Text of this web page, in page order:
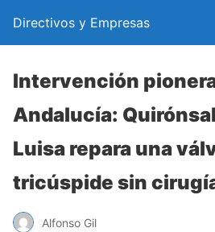
Directivos y Empresas
Intervención
Andalucía:
Luisa repara una
tricúspide sin
Alfonso Gil